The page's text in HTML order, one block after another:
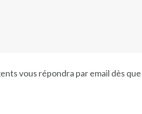
vous répondra par email dès que